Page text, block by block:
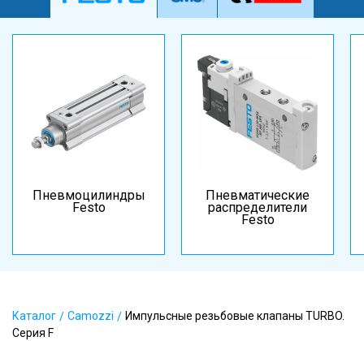
Пневмоцилиндры
Festo
Пневматические
распределители
Festo
Каталог Camozzi
Импульсные резьбовые клапаны TURBO.
Серия F